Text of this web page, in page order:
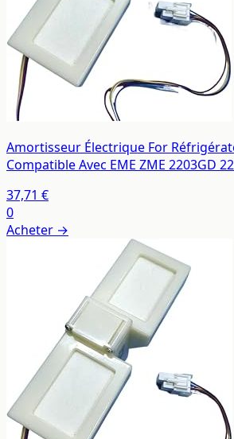
Amortisseur Électrique For
Compatible Avec EME ZME 2203GD
37,71 €
0
Acheter →